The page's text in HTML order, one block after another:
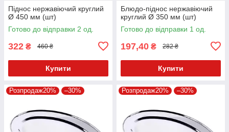
Піднос нержавіючий круглий
Ø 450 мм (шт)
Готово до відправки 2 од.
322 ₴ 460 ₴
Купити
Блюдо-піднос нержавіючий
круглий Ø 350 мм (шт)
Готово до відправки 1 од.
197,40 ₴ 282 ₴
Купити
Розпродаж20% –30% Розпродаж20% –30%